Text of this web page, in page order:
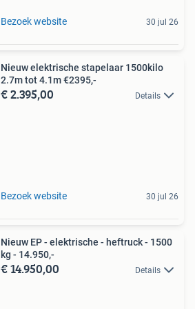
Bezoek website 30 jul 26
Nieuw elektrische stapelaar 1500kilo
2.7m tot 4.1m €2395,-
€ 2.395,00 Details
Bezoek website 30 jul 26
Nieuw EP - elektrische - heftruck - 1500
kg - 14.950,-
€ 14.950,00 Details